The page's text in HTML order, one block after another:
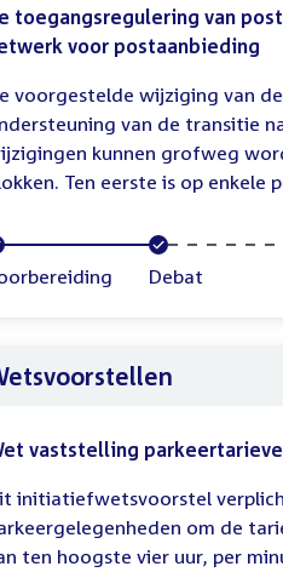
toegangsregulering van
voor postaanbieding
voorgestelde wijziging van
van de transitie
kunnen grofweg
Ten eerste is op enkele
Voltooid:
Debat
vaststelling
initiatiefwetsvoorstel
om de
ten hoogste vier uur, per